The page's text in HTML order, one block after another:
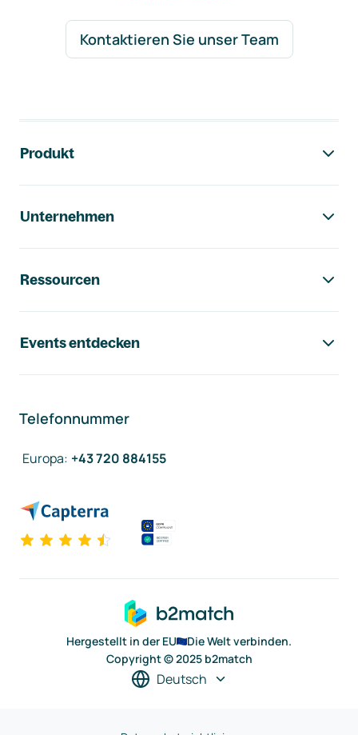
Kontaktieren Sie unser Team
Produkt
Unternehmen
Ressourcen
Events entdecken
Telefonnummer
Europa: +43 720 884155
Hergestellt in der EU
Die Welt verbinden.
Copyright © 2025 b2match
Deutsch